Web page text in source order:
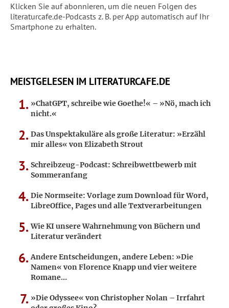
Klicken Sie auf abonnieren, um die neuen Folgen des
literaturcafe.de-Podcasts z. B. per App automatisch auf Ihr
Smartphone zu erhalten.
MEISTGELESEN IM LITERATURCAFE.DE
»ChatGPT, schreibe wie Goethe!« – »Nö, mach ich
nicht.«
Das Unspektakuläre als große Literatur: »Erzähl
mir alles« von Elizabeth Strout
Schreibzeug-Podcast: Schreibwettbewerb mit
Sommeranfang
Die Normseite: Vorlage zum Download für Word,
LibreOffice, Pages und alle Textverarbeitungen
Wie KI unsere Wahrnehmung von Büchern und
Literatur verändert
Andere Entscheidungen, andere Leben: »Die
Namen« von Florence Knapp und vier weitere
Romane…
»Die Odyssee« von Christopher Nolan – Irrfahrt